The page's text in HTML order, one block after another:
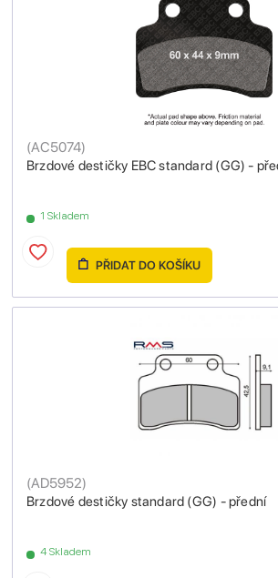
Brzdové destičky EBC standard (GG) -
(AC5074)
1 Skladem
PŘIDAT DO KOŠÍKU
Brzdové destičky standard (GG) - přední
(AD5952)
4 Skladem